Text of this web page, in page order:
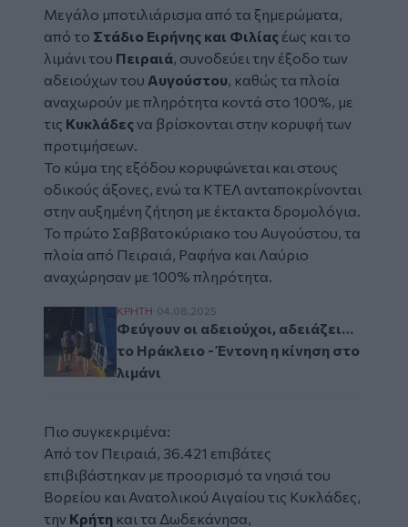
Μεγάλο μποτιλιάρισμα από τα ξημερώματα,
από το Στάδιο Ειρήνης και Φιλίας έως και το
λιμάνι του Πειραιά, συνοδεύει την έξοδο των
αδειούχων του Αυγούστου, καθώς τα πλοία
αναχωρούν με πληρότητα κοντά στο 100%, με
τις Κυκλάδεςνα βρίσκονται στην κορυφή των
προτιμήσεων.
Το κύμα της εξόδου κορυφώνεται και στους
οδικούς άξονες, ενώ τα ΚΤΕΛ ανταποκρίνονται
στην αυξημένη ζήτηση με έκτακτα δρομολόγια.
Το πρώτο Σαββατοκύριακο του Αυγούστου, τα
πλοία από Πειραιά, Ραφήνα και Λαύριο
αναχώρησαν με 100% πληρότητα.
Φεύγουν οι αδειούχοι, αδειάζει… το
ΚΡΗΤΗ 04.08.2025
Φεύγουν οι αδειούχοι, αδειάζει…
το Ηράκλειο - Έντονη η κίνηση στο
λιμάνι
Πιο συγκεκριμένα:
Από τον Πειραιά, 36.421 επιβάτες
επιβιβάστηκαν με προορισμό τα νησιά του
Βορείου και Ανατολικού Αιγαίου τις Κυκλάδες,
την Κρήτη και τα Δωδεκάνησα,